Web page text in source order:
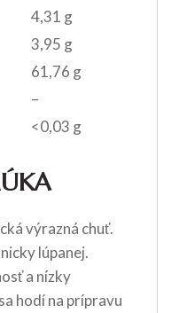
4,31 g
3,95 g
61,76 g
–
<0,03 g
výrazná chuť.
lúpanej.
a nízky
hodí na prípravu